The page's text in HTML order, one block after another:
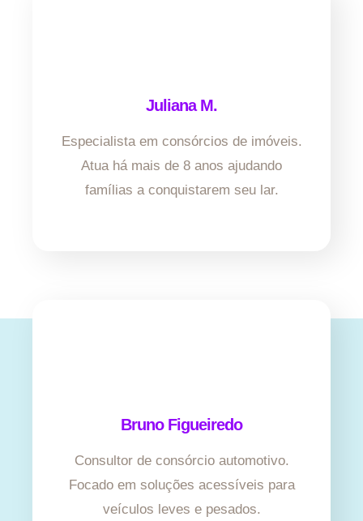
Juliana M.
Especialista em consórcios de imóveis.
Atua há mais de 8 anos ajudando
famílias a conquistarem seu lar.
Bruno Figueiredo
Consultor de consórcio automotivo.
Focado em soluções acessíveis para
veículos leves e pesados.